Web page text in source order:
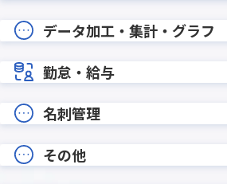
データ加工・集計・グラフ
勤怠・給与
名刺管理
その他